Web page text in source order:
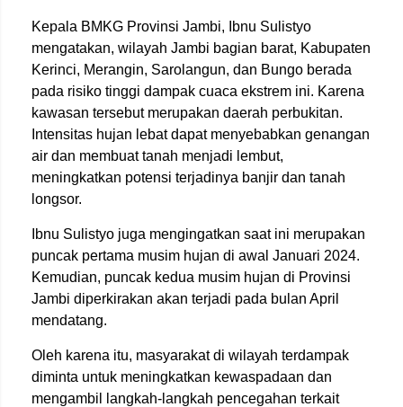
Kepala BMKG Provinsi Jambi, Ibnu Sulistyo
mengatakan, wilayah Jambi bagian barat, Kabupaten
Kerinci, Merangin, Sarolangun, dan Bungo berada
pada risiko tinggi dampak cuaca ekstrem ini. Karena
kawasan tersebut merupakan daerah perbukitan.
Intensitas hujan lebat dapat menyebabkan genangan
air dan membuat tanah menjadi lembut,
meningkatkan potensi terjadinya banjir dan tanah
longsor.
Ibnu Sulistyo juga mengingatkan saat ini merupakan
puncak pertama musim hujan di awal Januari 2024.
Kemudian, puncak kedua musim hujan di Provinsi
Jambi diperkirakan akan terjadi pada bulan April
mendatang.
Oleh karena itu, masyarakat di wilayah terdampak
diminta untuk meningkatkan kewaspadaan dan
mengambil langkah-langkah pencegahan terkait